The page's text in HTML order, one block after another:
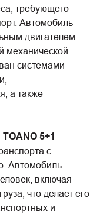
требующего
Автомобиль
двигателем
механической
системами
а также
TOANO 5+1
с
Автомобиль
включая
что делает его
и